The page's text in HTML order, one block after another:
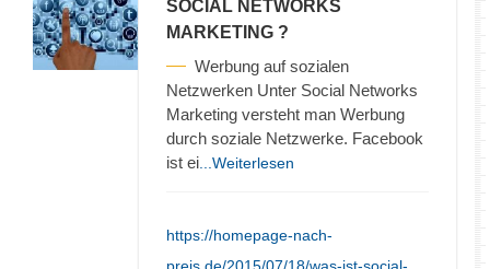
SOCIAL NETWORKS
MARKETING ?
Werbung auf sozialen
Netzwerken Unter Social Networks
Marketing versteht man Werbung
durch soziale Netzwerke. Facebook
ist ei ...Weiterlesen
https://homepage-nach-
preis.de/2015/07/18/was-ist-social-